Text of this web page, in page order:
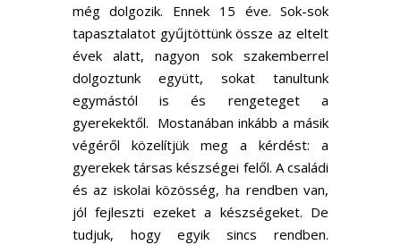
még dolgozik. Ennek 15 éve. Sok-sok
tapasztalatot gyűjtöttünk össze az eltelt
évek alatt, nagyon sok szakemberrel
dolgoztunk együtt, sokat tanultunk
egymástól is és rengeteget a
gyerekektől. Mostanában inkább a másik
végéről közelítjük meg a kérdést: a
gyerekek társas készségei felől. A családi
és az iskolai közösség, ha rendben van,
jól fejleszti ezeket a készségeket. De
tudjuk, hogy egyik sincs rendben.